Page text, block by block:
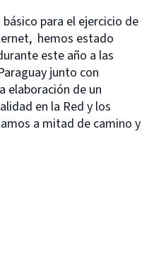
para el ejercicio de
hemos estado
este año a las
junto con
elaboración de un
en la Red y los
a mitad de camino y